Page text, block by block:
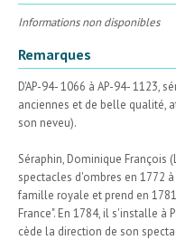
Informations non disponibles
Remarques
D'AP-94- 1066 à AP-94- 1123,
anciennes et de belle qualité,
son neveu).
Séraphin, Dominique François
spectacles d'ombres en 1772
famille royale et prend en
France". En 1784, il s'installe à
cède la direction de son